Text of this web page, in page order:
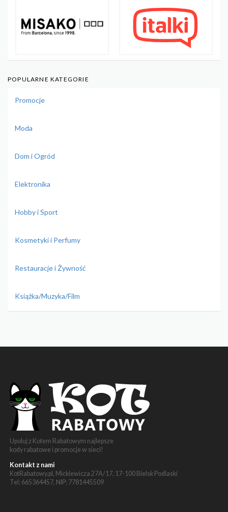
POPULARNE KATEGORIE
Promocje
Moda
Dom i Ogród
Elektronika
Hobby i Sport
Kosmetyki i Perfumy
Restauracje i Żywność
Książka/Muzyka/Film
Upoluj z Kotem Rabatowym najlepsze
kody rabatowe i promocje w sieci!
Kontakt z nami
KotRabatowy.pl, Mickiewicza 27A/17, 17-100 Bielsk Podlaski
Tel: 665364457, NIP: 7781445509